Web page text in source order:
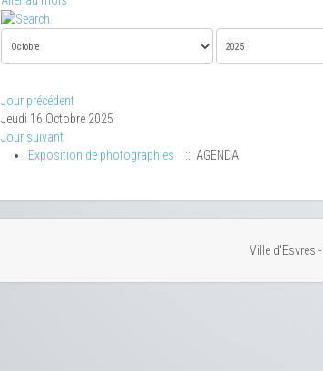
Jour précédent
Jeudi 16 Octobre 2025
Jour suivant
Exposition de photographies
:: AGENDA
Ville d'Esvres